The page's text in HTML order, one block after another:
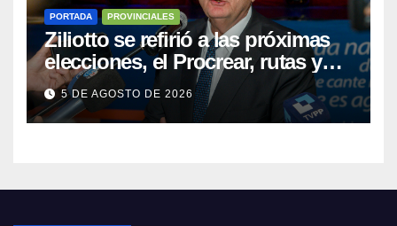
PORTADA PROVINCIALES
Ziliotto se refirió a las próximas
elecciones, el Procrear, rutas y
Vaca Muerta
5 DE AGOSTO DE 2026